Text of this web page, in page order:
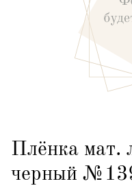
Плёнка мат.
черный